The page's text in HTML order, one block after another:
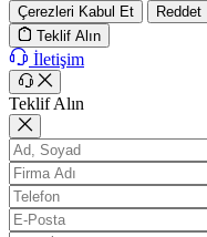
Çerezleri Kabul Et
Reddet
Teklif Alın
İletişim
Teklif Alın